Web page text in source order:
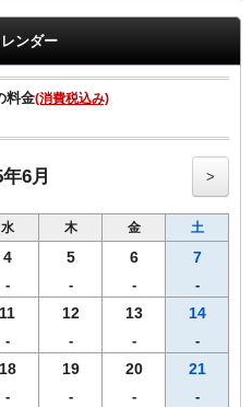
うち県税50円）
うち県税50円）
に含まれておりません。
ンダー
料金(消費税込み)
6月 >
水 木 金 土
4
-
5
-
6
-
7
-
11
-
12
-
13
-
14
-
18
-
19
-
20
-
21
-